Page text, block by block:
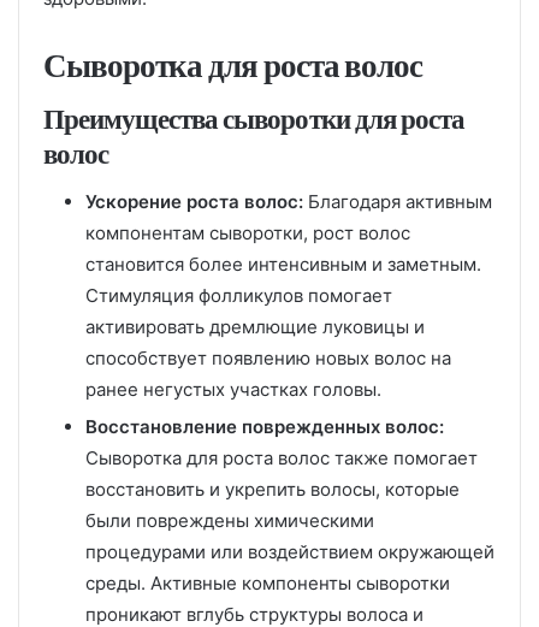
Сыворотка для роста волос
Преимущества сыворотки для роста
волос
Ускорение роста волос: Благодаря активным
компонентам сыворотки, рост волос
становится более интенсивным и заметным.
Стимуляция фолликулов помогает
активировать дремлющие луковицы и
способствует появлению новых волос на
ранее негустых участках головы.
Восстановление поврежденных волос:
Сыворотка для роста волос также помогает
восстановить и укрепить волосы, которые
были повреждены химическими
процедурами или воздействием окружающей
среды. Активные компоненты сыворотки
проникают вглубь структуры волоса и